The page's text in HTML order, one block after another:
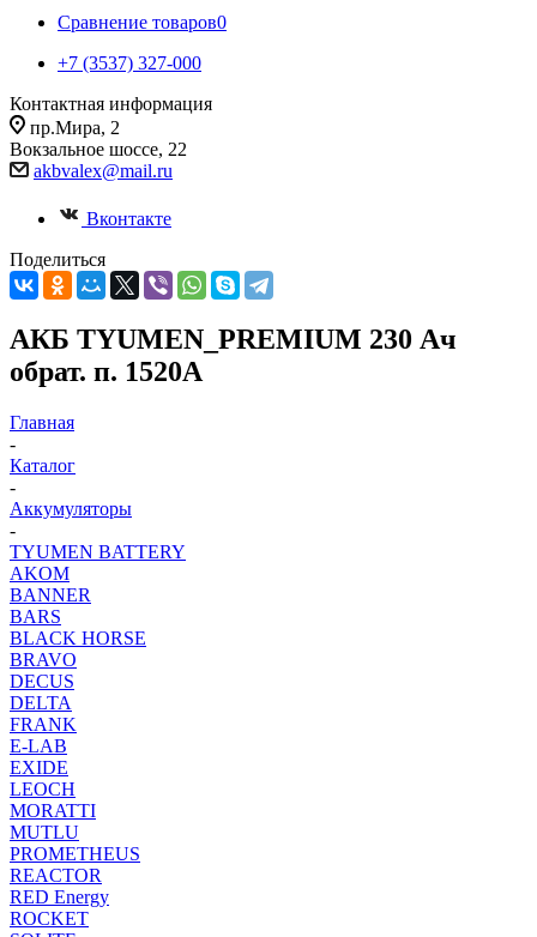
Сравнение товаров0
+7 (3537) 327-000
Контактная информация
пр.Мира, 2
Вокзальное шоссе, 22
akbvalex@mail.ru
Вконтакте
Поделиться
АКБ TYUMEN_PREMIUM 230 Ач
обрат. п. 1520А
Главная
-
Каталог
-
Аккумуляторы
-
TYUMEN BATTERY
AKOM
BANNER
BARS
BLACK HORSE
BRAVO
DECUS
DELTA
FRANK
E-LAB
EXIDE
LEOCH
MORATTI
MUTLU
PROMETHEUS
REACTOR
RED Energy
ROCKET